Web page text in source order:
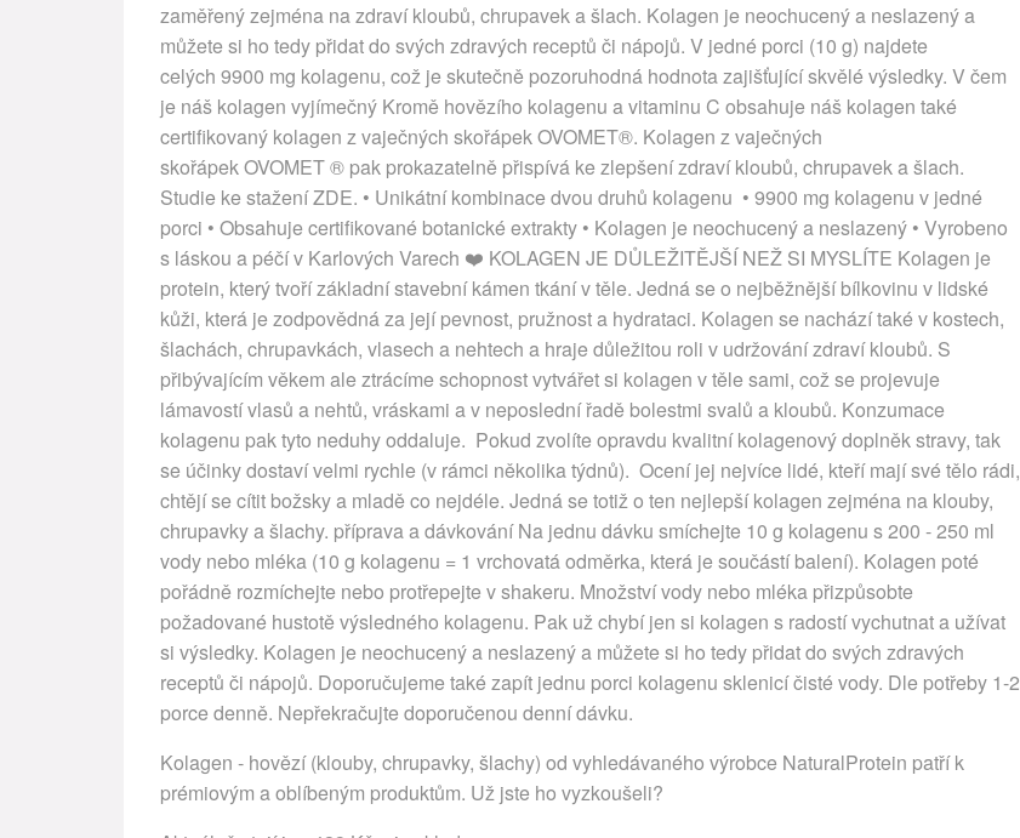
zaměřený zejména na zdraví kloubů, chrupavek a šlach. Kolagen je neochucený a neslazený a
můžete si ho tedy přidat do svých zdravých receptů či nápojů. V jedné porci (10 g) najdete
celých 9900 mg kolagenu, což je skutečně pozoruhodná hodnota zajišťující skvělé výsledky. V čem
je náš kolagen vyjímečný Kromě hovězího kolagenu a vitaminu C obsahuje náš kolagen také
certifikovaný kolagen z vaječných skořápek OVOMET®. Kolagen z vaječných
skořápek OVOMET ® pak prokazatelně přispívá ke zlepšení zdraví kloubů, chrupavek a šlach.
Studie ke stažení ZDE. • Unikátní kombinace dvou druhů kolagenu • 9900 mg kolagenu v jedné
porci • Obsahuje certifikované botanické extrakty • Kolagen je neochucený a neslazený • Vyrobeno
s láskou a péčí v Karlových Varech ❤️ KOLAGEN JE DŮLEŽITĚJŠÍ NEŽ SI MYSLÍTE Kolagen je
protein, který tvoří základní stavební kámen tkání v těle. Jedná se o nejběžnější bílkovinu v lidské
kůži, která je zodpovědná za její pevnost, pružnost a hydrataci. Kolagen se nachází také v kostech,
šlachách, chrupavkách, vlasech a nehtech a hraje důležitou roli v udržování zdraví kloubů. S
přibývajícím věkem ale ztrácíme schopnost vytvářet si kolagen v těle sami, což se projevuje
lámavostí vlasů a nehtů, vráskami a v neposlední řadě bolestmi svalů a kloubů. Konzumace
kolagenu pak tyto neduhy oddaluje. Pokud zvolíte opravdu kvalitní kolagenový doplněk stravy, tak
se účinky dostaví velmi rychle (v rámci několika týdnů). Ocení jej nejvíce lidé, kteří mají své tělo rádi,
chtějí se cítit božsky a mladě co nejdéle. Jedná se totiž o ten nejlepší kolagen zejména na klouby,
chrupavky a šlachy. příprava a dávkování Na jednu dávku smíchejte 10 g kolagenu s 200 - 250 ml
vody nebo mléka (10 g kolagenu = 1 vrchovatá odměrka, která je součástí balení). Kolagen poté
pořádně rozmíchejte nebo protřepejte v shakeru. Množství vody nebo mléka přizpůsobte
požadované hustotě výsledného kolagenu. Pak už chybí jen si kolagen s radostí vychutnat a užívat
si výsledky. Kolagen je neochucený a neslazený a můžete si ho tedy přidat do svých zdravých
receptů či nápojů. Doporučujeme také zapít jednu porci kolagenu sklenicí čisté vody. Dle potřeby 1-2
porce denně. Nepřekračujte doporučenou denní dávku.
Kolagen - hovězí (klouby, chrupavky, šlachy) od vyhledávaného výrobce NaturalProtein patří k
prémiovým a oblíbeným produktům. Už jste ho vyzkoušeli?